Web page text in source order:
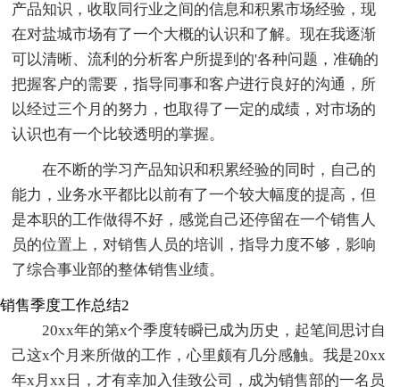
产品知识，收取同行业之间的信息和积累市场经验，现
在对盐城市场有了一个大概的认识和了解。现在我逐渐
可以清晰、流利的分析客户所提到的'各种问题，准确的
把握客户的需要，指导同事和客户进行良好的沟通，所
以经过三个月的努力，也取得了一定的成绩，对市场的
认识也有一个比较透明的掌握。
在不断的学习产品知识和积累经验的同时，自己的
能力，业务水平都比以前有了一个较大幅度的提高，但
是本职的工作做得不好，感觉自己还停留在一个销售人
员的位置上，对销售人员的培训，指导力度不够，影响
了综合事业部的整体销售业绩。
销售季度工作总结2
20xx年的第x个季度转瞬已成为历史，起笔间思讨自
己这x个月来所做的工作，心里颇有几分感触。我是20xx
年x月xx日，才有幸加入佳致公司，成为销售部的一名员